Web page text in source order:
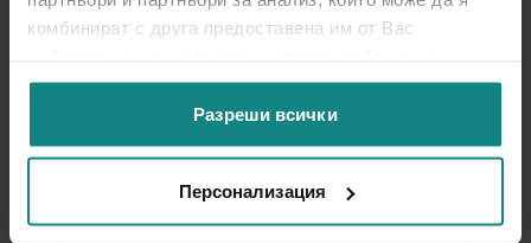
комбинират с друга предоставена им от Вас
ползването от Ваша страна на услугите им.
Разреши всички
Персонализация